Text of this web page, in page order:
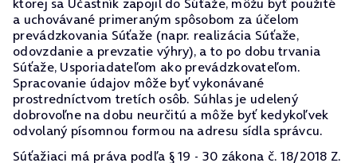
a uchovávané primeraným spôsobom za účelom
prevádzkovania Súťaže (napr. realizácia Súťaže,
odovzdanie a prevzatie výhry), a to po dobu trvania
Súťaže, Usporiadateľom ako prevádzkovateľom.
Spracovanie údajov môže byť vykonávané
prostredníctvom tretích osôb. Súhlas je udelený
dobrovoľne na dobu neurčitú a môže byť kedykoľvek
odvolaný písomnou formou na adresu sídla správcu.
Súťažiaci má práva podľa § 19 - 30 zákona č. 18/2018 Z.